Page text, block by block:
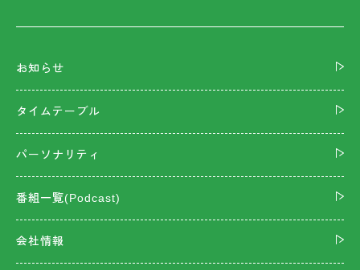
お知らせ
タイムテーブル
パーソナリティ
番組一覧(Podcast)
会社情報